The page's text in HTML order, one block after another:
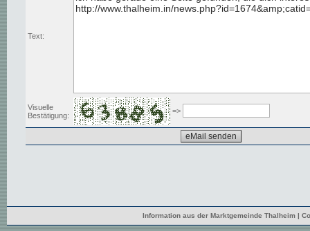
Text:
Visuelle
Bestätigung:
=>
Information aus der Marktgemeinde Thalheim |